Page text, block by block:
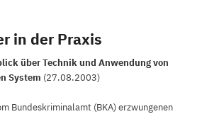
in der Praxis
über Technik und Anwendung von
System (27.08.2003)
Bundeskriminalamt (BKA) erzwungenen